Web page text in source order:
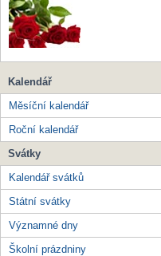
Kalendář
Měsíční kalendář
Roční kalendář
Svátky
Kalendář svátků
Státní svátky
Významné dny
Školní prázdniny